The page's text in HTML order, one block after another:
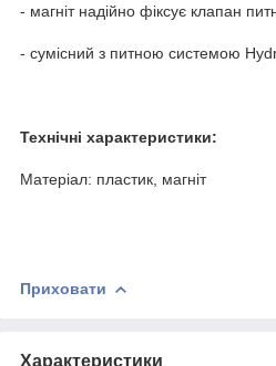
- магніт надійно фіксує клапан
- сумісний з питною системою
Технічні характеристики:
Матеріал: пластик, магніт
Приховати
Характеристики